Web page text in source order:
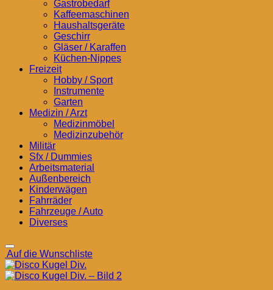
Gastrobedarf
Kaffeemaschinen
Haushaltsgeräte
Geschirr
Gläser / Karaffen
Küchen-Nippes
Freizeit
Hobby / Sport
Instrumente
Garten
Medizin / Arzt
Medizinmöbel
Medizinzubehör
Militär
Sfx / Dummies
Arbeitsmaterial
Außenbereich
Kinderwägen
Fahrräder
Fahrzeuge / Auto
Diverses
Auf die Wunschliste